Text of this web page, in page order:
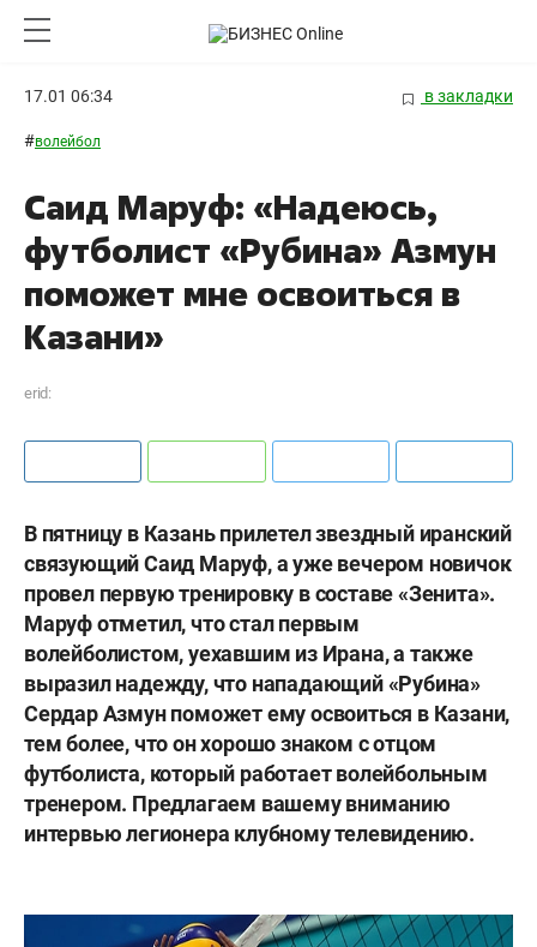
17.01 06:34 в закладки
#волейбол
Саид Маруф: «Надеюсь,
футболист «Рубина» Азмун
поможет мне освоиться в
Казани»
erid:
В пятницу в Казань прилетел звездный иранский
связующий Саид Маруф, а уже вечером новичок
провел первую тренировку в составе «Зенита».
Маруф отметил, что стал первым
волейболистом, уехавшим из Ирана, а также
выразил надежду, что нападающий «Рубина»
Сердар Азмун поможет ему освоиться в Казани,
тем более, что он хорошо знаком с отцом
футболиста, который работает волейбольным
тренером. Предлагаем вашему вниманию
интервью легионера клубному телевидению.